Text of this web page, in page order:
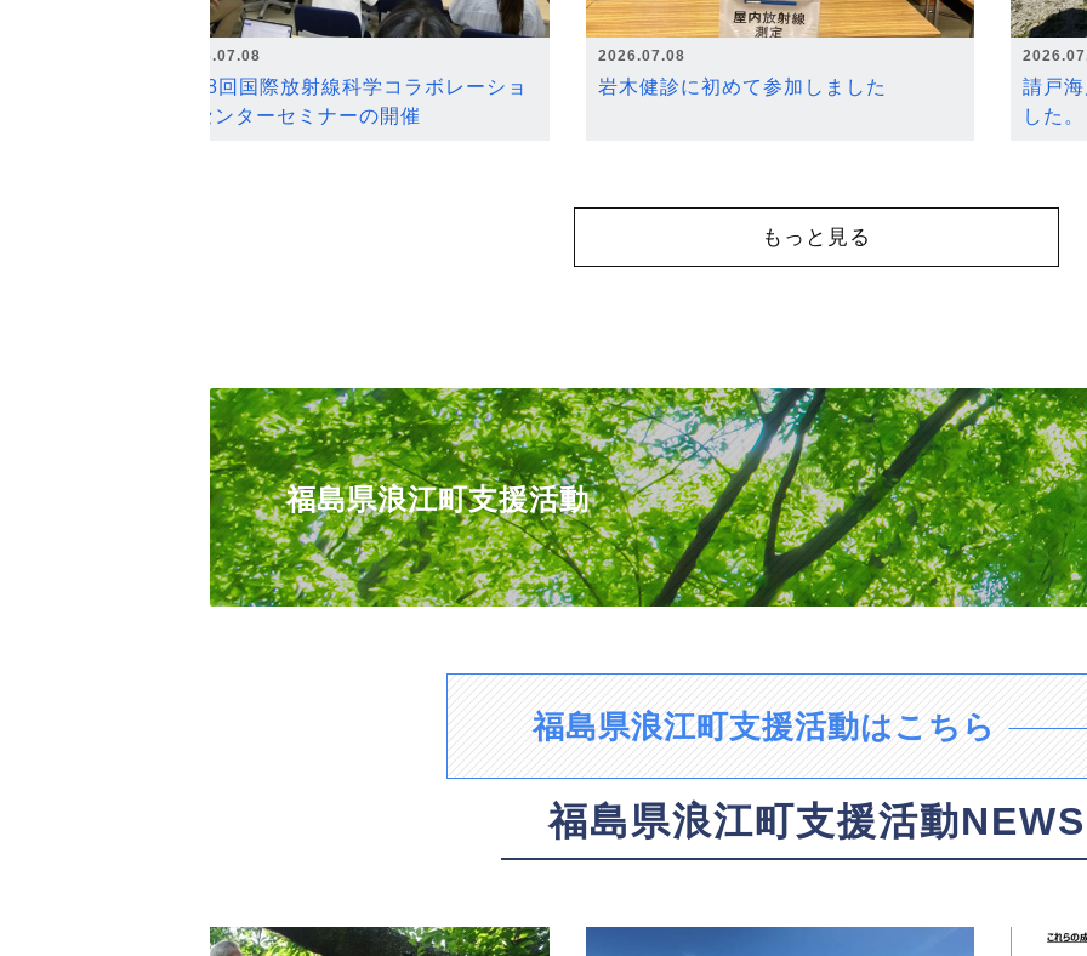
2026.07.08
第18回国際放射線科学コラボレーショ
ンセンターセミナーの開催
2026.07.08
岩木健診に初めて参加しました
請戸
した。
もっと見る
福島県浪江町支援活動
福島県浪江町支援活動はこちら
福島県浪江町支援活動NEWS